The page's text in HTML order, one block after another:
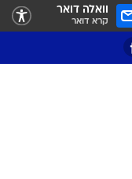
וואלה דואר
קרא דואר